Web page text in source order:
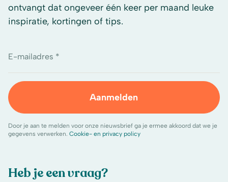
Heb je een vraag?
ontvangt dat ongeveer één keer per maand leuke
inspiratie, kortingen of tips.
E-mailadres *
Aanmelden
Door je aan te melden voor onze nieuwsbrief ga je ermee akkoord dat we je
gegevens verwerken. Cookie- en privacy policy